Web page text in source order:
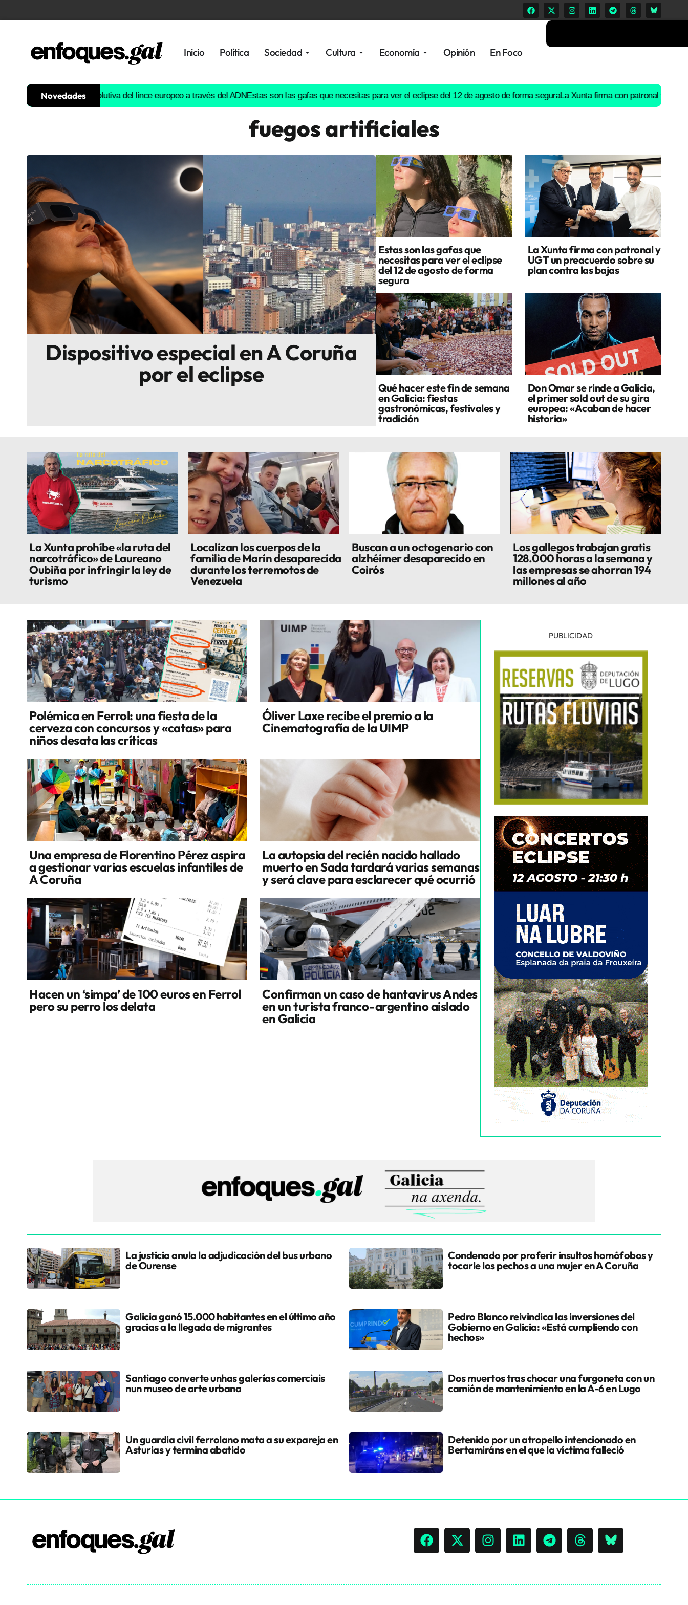
Inicio Política Sociedad Cultura Economía Opinión En Foco
Histórica
Gastronomía
Escenarios
Novedades
la historia evolutiva del lince europeo a través del ADN Estas son las gafas que necesitas para ver el eclipse del 12 de agosto de forma seguraLa Xunta firma con patronal y UGT un
fuegos artificiales
Dispositivo especial en A Coruña
por el eclipse
Estas son las gafas que
necesitas para ver el eclipse
del 12 de agosto de forma
segura
La Xunta firma con patronal y
UGT un preacuerdo sobre su
plan contra las bajas
Qué hacer este fin de semana
en Galicia: fiestas
gastronómicas, festivales y
tradición
Don Omar se rinde a Galicia,
el primer sold out de su gira
europea: «Acaban de hacer
historia»
La Xunta prohíbe «la ruta del
narcotráfico» de Laureano
Oubiña por infringir la ley de
turismo
Localizan los cuerpos de la
familia de Marín desaparecida
durante los terremotos de
Venezuela
Buscan a un octogenario con
alzhéimer desaparecido en
Coirós
Los gallegos trabajan gratis
128.000 horas a la semana y
las empresas se ahorran 194
millones al año
Polémica en Ferrol: una fiesta de la
cerveza con concursos y «catas» para
niños desata las críticas
Óliver Laxe recibe el premio a la
Cinematografía de la UIMP
Una empresa de Florentino Pérez aspira
a gestionar varias escuelas infantiles de
A Coruña
La autopsia del recién nacido hallado
muerto en Sada tardará varias semanas
y será clave para esclarecer qué ocurrió
Hacen un ‘simpa’ de 100 euros en Ferrol
pero su perro los delata
Confirman un caso de hantavirus Andes
en un turista franco-argentino aislado
en Galicia
PUBLICIDAD
La justicia anula la adjudicación del bus urbano
de Ourense
Condenado por proferir insultos homófobos y
tocarle los pechos a una mujer en A Coruña
Galicia ganó 15.000 habitantes en el último año
gracias a la llegada de migrantes
Pedro Blanco reivindica las inversiones del
Gobierno en Galicia: «Está cumpliendo con
hechos»
Santiago converte unhas galerías comerciais
nun museo de arte urbana
Dos muertos tras chocar una furgoneta con un
camión de mantenimiento en la A-6 en Lugo
Un guardia civil ferrolano mata a su expareja en
Asturias y termina abatido
Detenido por un atropello intencionado en
Bertamiráns en el que la víctima falleció